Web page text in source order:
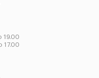
19.00
17.00